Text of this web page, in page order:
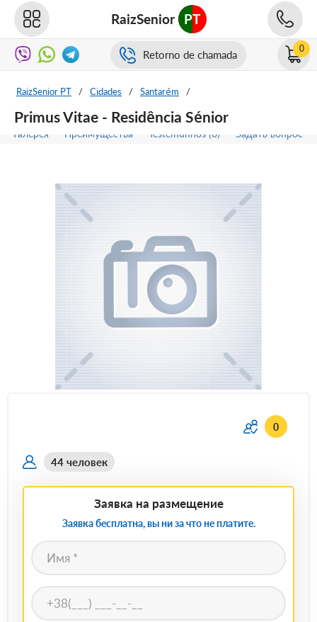
RaizSenior PT
Retorno de chamada 0
RaizSenior PT / Cidades / Santarém /
Primus Vitae - Residência Sénior
Галерея Преимущества Testemunhos (0) Задать вопрос
0
44 человек
Заявка на размещение
Заявка бесплатна, вы ни за что не платите.